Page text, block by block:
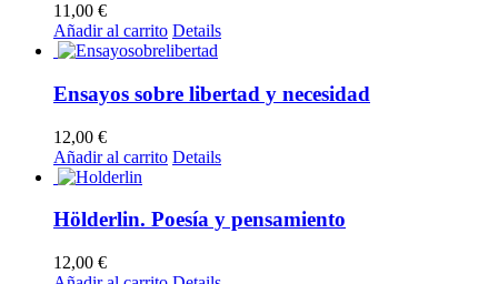
opciones
se
pueden
en
de
11,00 €
Añadir al carrito Details
Ensayos sobre libertad y necesidad
12,00 €
Añadir al carrito Details
Hölderlin. Poesía y pensamiento
12,00 €